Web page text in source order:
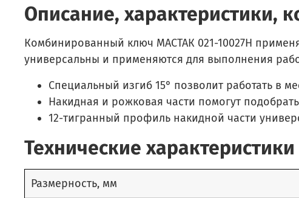
Описание, характеристики,
Комбинированный ключ МАСТАК 021-10027H
универсальны и применяются для выполнения
Специальный изгиб 15° позволит работать в
Накидная и рожковая части помогут
12-тигранный профиль накидной части
Технические характеристики
Размерность, мм